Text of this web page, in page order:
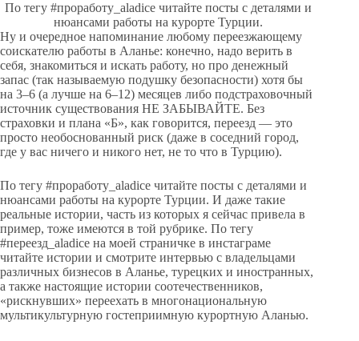
По тегу #проработу_aladice читайте посты с деталями и
нюансами работы на курорте Турции.
Ну и очередное напоминание любому переезжающему
соискателю работы в Аланье: конечно, надо верить в
себя, знакомиться и искать работу, но про денежный
запас (так называемую подушку безопасности) хотя бы
на 3–6 (а лучше на 6–12) месяцев либо подстраховочный
источник существования НЕ ЗАБЫВАЙТЕ. Без
страховки и плана «Б», как говорится, переезд — это
просто необоснованный риск (даже в соседний город,
где у вас ничего и никого нет, не то что в Турцию).
По тегу #проработу_aladice читайте посты с деталями и
нюансами работы на курорте Турции. И даже такие
реальные истории, часть из которых я сейчас привела в
пример, тоже имеются в той рубрике. По тегу
#переезд_aladice на моей страничке в инстаграме
читайте истории и смотрите интервью с владельцами
различных бизнесов в Аланье, турецких и иностранных,
а также настоящие истории соотечественников,
«рискнувших» переехать в многонациональную
мультикультурную гостеприимную курортную Аланью.